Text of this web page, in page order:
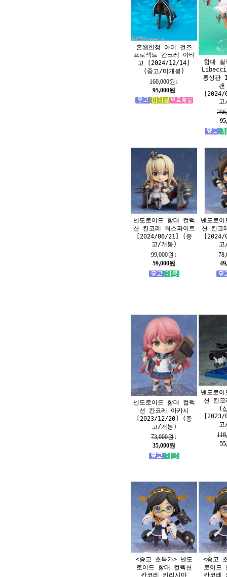
혼웹한정 아머 걸즈
프로젝트 칸코레 아타
고 [2024/12/14]
(중고/미개봉)
160,000원↓
95,000원
함대 컬
통상판
팬
넨도로이드 함대 컬렉
션 칸코레 워스파이트
[2024/06/21] (중
고/개봉)
99,000원↓
59,000원
넨도로
션 칸코
넨도로이드 함대 컬렉
션 칸코레 아카시
[2023/12/20] (중
고/개봉)
73,000원↓
35,000원
넨도로
션 칸코
(
<중고 초특가> 넨도
로이드 함대 컬렉션
칸코레 키리시마
<중고
로이드
칸코레